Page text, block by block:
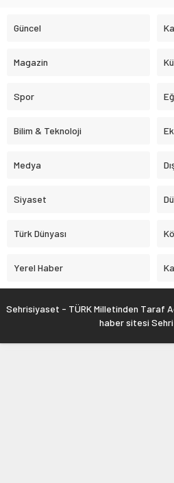
Güncel
Magazin
Spor
Bilim & Teknoloji
Medya
Siyaset
Türk Dünyası
Yerel Haber
Sehrisiyaset - TÜRK Milletinden Taraf
haber sitesi